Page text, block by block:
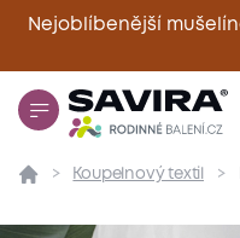
Nejoblíbenější
Přehled
Koupelnový textil